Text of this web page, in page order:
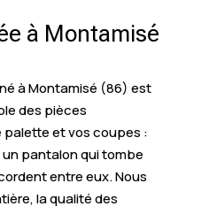
à Montamisé
à Montamisé (86) est
des pièces
et vos coupes :
pantalon qui tombe
entre eux. Nous
la qualité des